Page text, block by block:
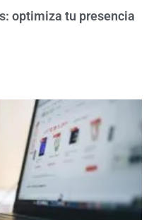
optimiza tu presencia